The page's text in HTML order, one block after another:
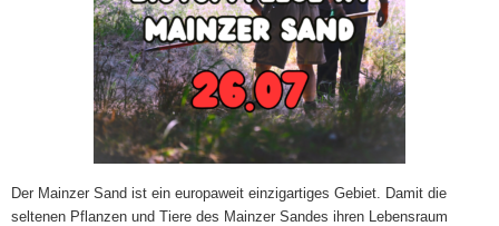
Der Mainzer Sand ist ein europaweit einzigartiges Gebiet. Damit die
seltenen Pflanzen und Tiere des Mainzer Sandes ihren Lebensraum